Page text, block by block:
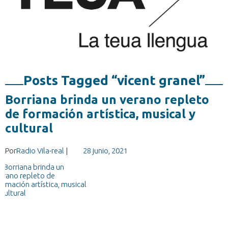
Posts Tagged “vicent granel”
Borriana brinda un verano repleto
de formación artística, musical y
cultural
PorRadio Vila-real | 28 junio, 2021